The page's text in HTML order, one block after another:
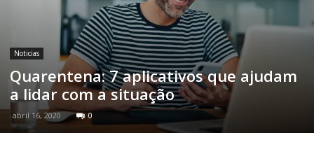
Noticias
Quarentena: 7 aplicativos que ajudam
a lidar com a situação
abril 16, 2020 0